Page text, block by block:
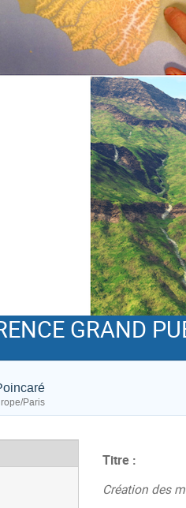
GRAND
Paris
Titre :
Création des